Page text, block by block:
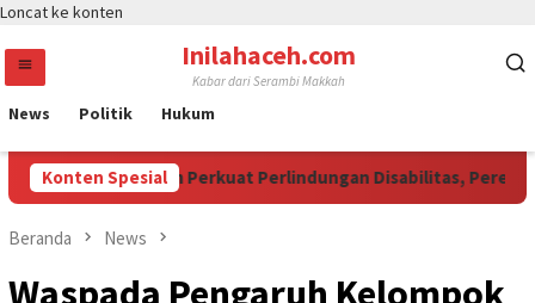
Loncat ke konten
Inilahaceh.com
Kabar dari Serambi Makkah
News Politik Hukum
Konten Spesial
Jadi Momentum Perkuat Perlindungan Disabilitas,
Beranda News